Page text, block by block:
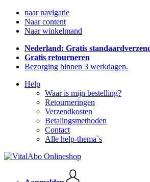
naar navigatie
Naar content
Naar winkelmand
Nederland: Gratis
Gratis retourneren
Bezorging binnen 3 werkdagen.
Help
Waar is mijn bestelling?
Retourneringen
Verzendkosten
Betalingsmethoden
Contact
Alle help-thema`s